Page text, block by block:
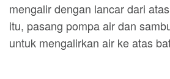
mengalir dengan lancar dari
itu, pasang pompa air dan
untuk mengalirkan air ke atas